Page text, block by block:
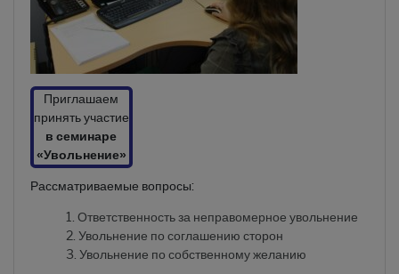
Приглашаем
принять участие
в семинаре
«Увольнение»
Рассматриваемые вопросы:
Ответственность за неправомерное увольнение
Увольнение по соглашению сторон
Увольнение по собственному желанию